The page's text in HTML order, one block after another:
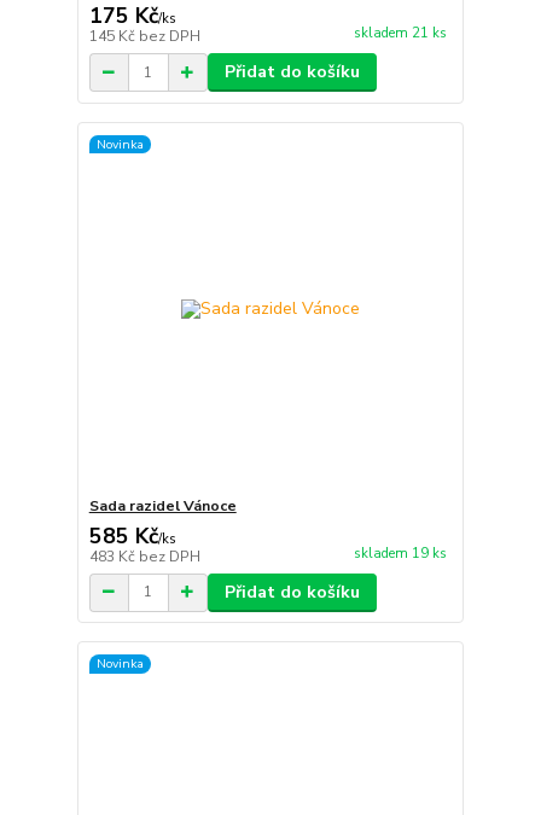
175 Kč/ks
145 Kč bez DPH skladem 21 ks
Přidat do košíku
Novinka
Sada razidel Vánoce
585 Kč/ks
483 Kč bez DPH skladem 19 ks
Přidat do košíku
Novinka